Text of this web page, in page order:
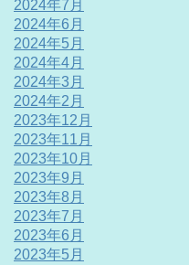
2024年7月
2024年6月
2024年5月
2024年4月
2024年3月
2024年2月
2023年12月
2023年11月
2023年10月
2023年9月
2023年8月
2023年7月
2023年6月
2023年5月